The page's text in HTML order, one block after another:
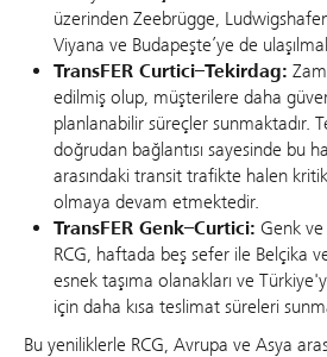
üzerinden Zeebrügge,
Viyana ve Budapeşte’ye de
TransFER Curtici–Tekirdag:
edilmiş olup, müşterilere daha
planlanabilir süreçler sunmaktadır.
doğrudan bağlantısı sayesinde bu
arasındaki transit trafikte halen
olmaya devam etmektedir.
TransFER Genk–Curtici: Genk ve
RCG, haftada beş sefer ile Belçika
esnek taşıma olanakları ve
için daha kısa teslimat süreleri
Bu yeniliklerle RCG, Avrupa ve Asya